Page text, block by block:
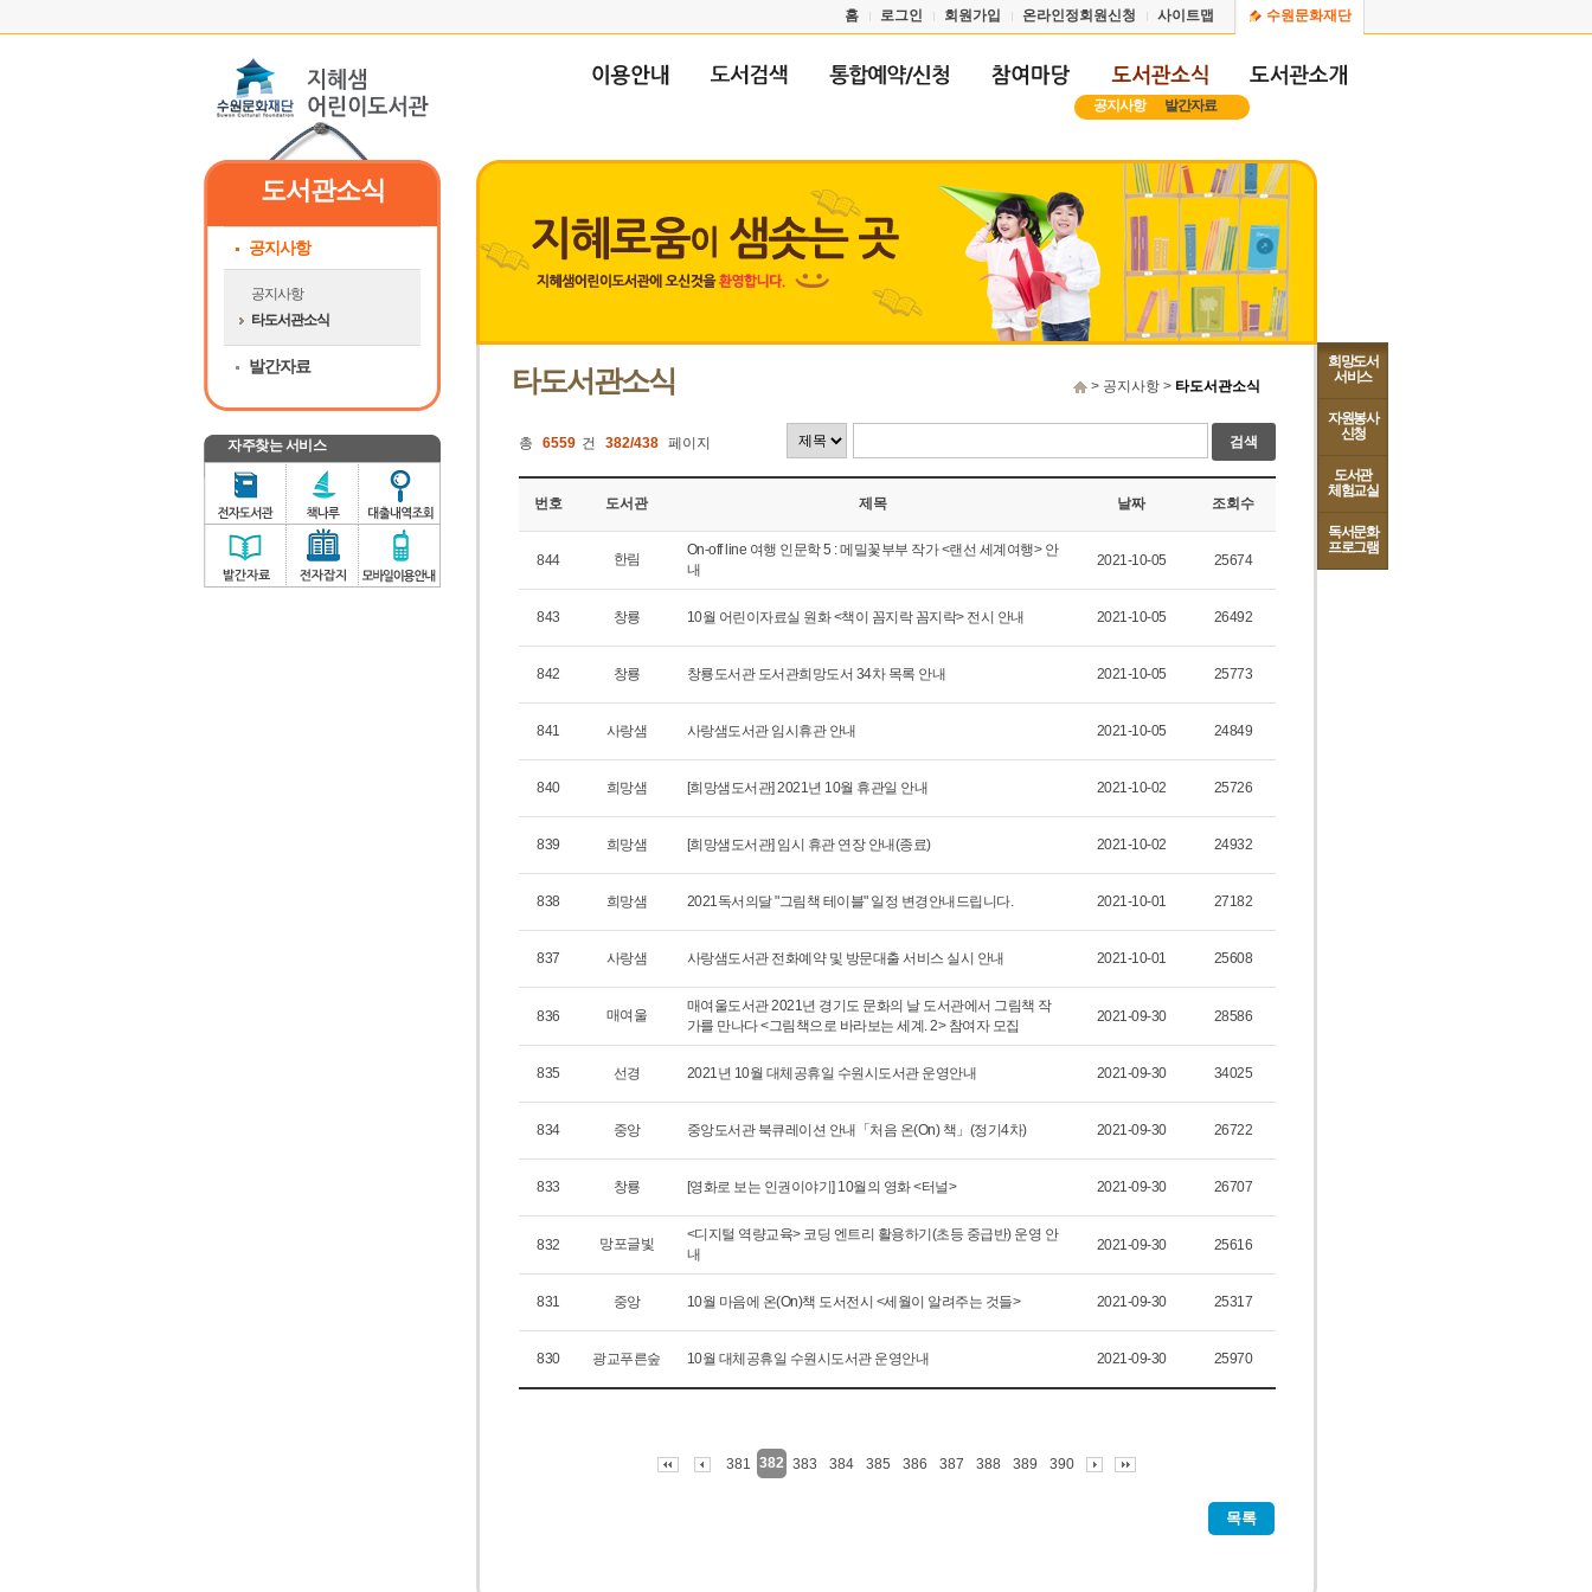
홈 로그인 회원가입 온라인정회원신청 사이트맵 수원문화재단
공지사항 발간자료
도서관소식
공지사항
공지사항
타도서관소식
발간자료
자주찾는 서비스
> 공지사항 > 타도서관소식
타도서관소식
총 6559 건 382/438 페이지 검색
번호 도서관 제목 날짜 조회수
844 한림
On-off line 여행 인문학 5 : 메밀꽃부부 작가 <랜선 세계여행> 안
내
2021-10-05 25674
843 창룡 10월 어린이자료실 원화 <책이 꼼지락 꼼지락> 전시 안내 2021-10-05 26492
842 창룡 창룡도서관 도서관희망도서 34차 목록 안내 2021-10-05 25773
841 사랑샘 사랑샘도서관 임시휴관 안내 2021-10-05 24849
840 희망샘 [희망샘도서관] 2021년 10월 휴관일 안내 2021-10-02 25726
839 희망샘 [희망샘도서관] 임시 휴관 연장 안내(종료) 2021-10-02 24932
838 희망샘 2021독서의달 "그림책 테이블" 일정 변경안내드립니다. 2021-10-01 27182
837 사랑샘 사랑샘도서관 전화예약 및 방문대출 서비스 실시 안내 2021-10-01 25608
836 매여울
매여울도서관 2021년 경기도 문화의 날 도서관에서 그림책 작
가를 만나다 <그림책으로 바라보는 세계. 2> 참여자 모집
2021-09-30 28586
835 선경 2021년 10월 대체공휴일 수원시도서관 운영안내 2021-09-30 34025
834 중앙 중앙도서관 북큐레이션 안내「처음 온(On) 책」(정기4차) 2021-09-30 26722
833 창룡 [영화로 보는 인권이야기] 10월의 영화 <터널> 2021-09-30 26707
832 망포글빛
<디지털 역량교육> 코딩 엔트리 활용하기(초등 중급반) 운영 안
내
2021-09-30 25616
831 중앙 10월 마음에 온(On)책 도서전시 <세월이 알려주는 것들> 2021-09-30 25317
830 광교푸른숲 10월 대체공휴일 수원시도서관 운영안내 2021-09-30 25970
381 382 383 384 385 386 387 388 389 390
목록
희망도서
서비스
자원봉사
신청
도서관
체험교실
독서문화
프로그램